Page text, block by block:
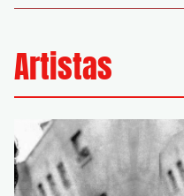
Artistas